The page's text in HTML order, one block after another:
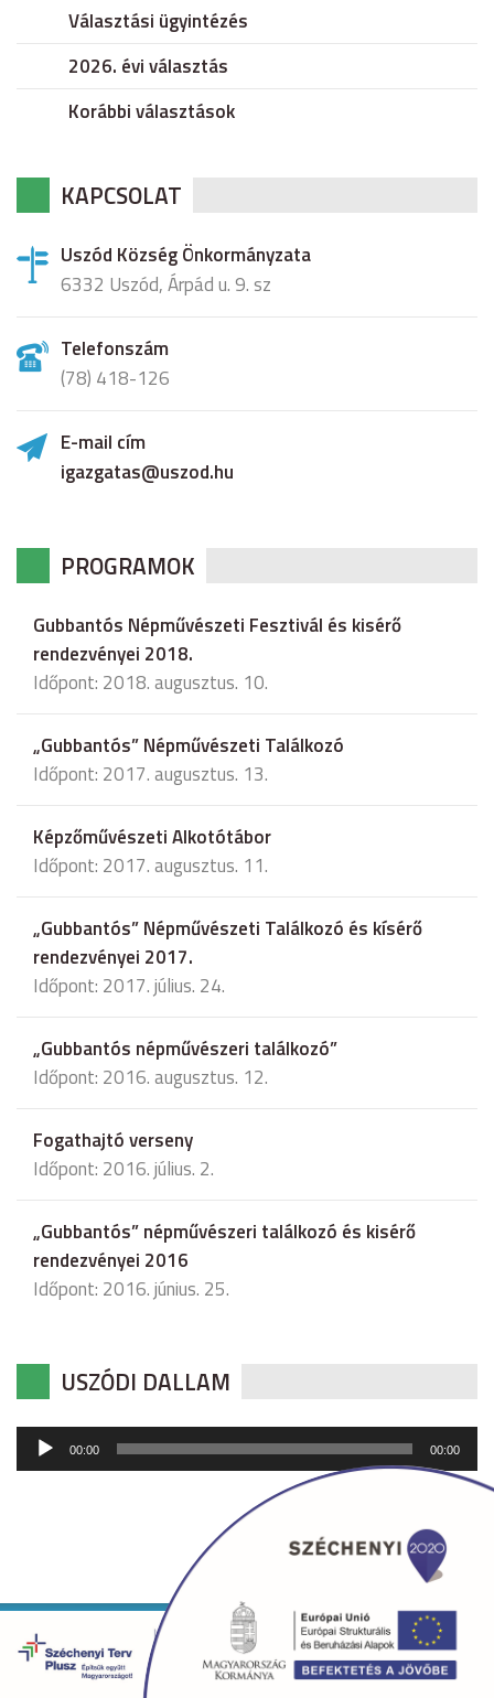
Választási ügyintézés
2026. évi választás
Korábbi választások
KAPCSOLAT
Uszód Község Önkormányzata
6332 Uszód, Árpád u. 9. sz
Telefonszám
(78) 418-126
E-mail cím
igazgatas@uszod.hu
PROGRAMOK
Gubbantós Népművészeti Fesztivál és kisérő
rendezvényei 2018.
Időpont: 2018. augusztus. 10.
„Gubbantós” Népművészeti Találkozó
Időpont: 2017. augusztus. 13.
Képzőművészeti Alkotótábor
Időpont: 2017. augusztus. 11.
„Gubbantós” Népművészeti Találkozó és kísérő
rendezvényei 2017.
Időpont: 2017. július. 24.
„Gubbantós népművészeri találkozó”
Időpont: 2016. augusztus. 12.
Fogathajtó verseny
Időpont: 2016. július. 2.
„Gubbantós” népművészeri találkozó és kisérő
rendezvényei 2016
Időpont: 2016. június. 25.
USZÓDI DALLAM
Audió
lejátszó
00:00 00:00
Copyright © 2026 uszod.hu Minden jog fenntartva. •
Készítette:fridrik.me